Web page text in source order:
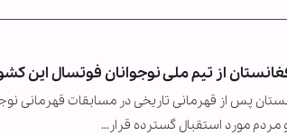
از تیم ملی نوجوانان فوتسال این
مورد استقبال گسترده قرار…